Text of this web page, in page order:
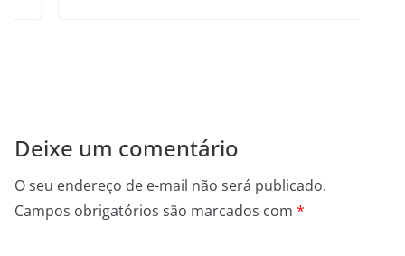
Deixe um comentário
O seu endereço de e-mail não será publicado.
Campos obrigatórios são marcados com *